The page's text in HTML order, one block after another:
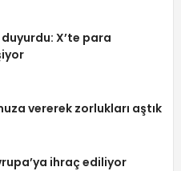
X’te para
vererek zorlukları aştık
ihraç ediliyor